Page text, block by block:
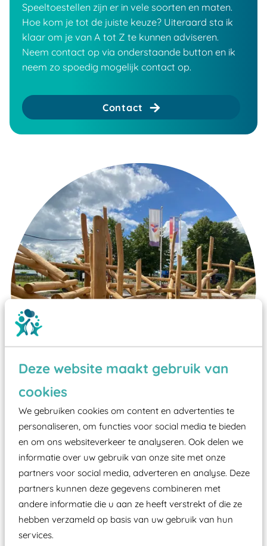
Deze website maakt gebruik van
cookies
We gebruiken cookies om content en advertenties te
personaliseren, om functies voor social media te bieden
en om ons websiteverkeer te analyseren. Ook delen we
informatie over uw gebruik van onze site met onze
partners voor social media, adverteren en analyse. Deze
partners kunnen deze gegevens combineren met
andere informatie die u aan ze heeft verstrekt of die ze
hebben verzameld op basis van uw gebruik van hun
services.
Speeltoestellen zijn er in vele soorten en maten.
Hoe kom je tot de juiste keuze? Uiteraard sta ik
klaar om je van A tot Z te kunnen adviseren.
Neem contact op via onderstaande button en ik
neem zo spoedig mogelijk contact op.
Contact
Wist je dat:
Vanaf een valhoogte van 1,5 meter een speciale
valondergrond onder speeltoestellen verplicht is
zoals kunstgras, rubber tegels of boomschors?
Elk speeltoestel in de openbare ruimte voorzien
moet zijn van een typekeuring, -plaatje en
certificering, uitgegeven door een Nederlands